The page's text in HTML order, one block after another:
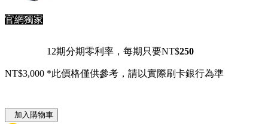
官網獨家
NT$3,000
12期分期零利率，每期只要NT$250
*此價格僅供參考，請以實際刷卡銀行為準
加入購物車